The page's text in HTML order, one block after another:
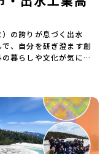
よう設定をお願いいた
お答えしておりません
てお申込はお一人様1回
ださい。申込後の内容
レスの入力間違いにご
性2～4名程度)で宿泊
ついて個別の詳細なア
ございます。対応が必
加取消や急遽参加でき
取り消しはご遠慮下さ
に事務局までご連絡く
い参加お取り消しの場
きます。ご了承くださ
で手配ください。【解
千歳空港※16：00以降
【対象】中学2年生、中
ミトリータイプの2段ベ
。【旅行代金】無料※旅
無料となります・宿泊
ィ・体験費用・一部の食
す・集合場所までの往
などの個人的費用【募
抽選の上決定）【参加
後1週間を目途に当落結
切】4月30日(木)12：00
ワクワクに変える！「お
各国からも大きな注目
から未来へ繋がるフロ
へ出発！農業からロケ
ない体験を五感をフル
は、農業から宇宙まで
、ただ教室の机に座っ
、最先端の宇宙科学ま
「地域探究」の授業
、学校の外へどんどん
決にチャレンジしてい
来の自分」のヒントが
輩たちとの出会いが待っ
ッと広げる特別な旅に出
の誇りが息づく出水
、自分を研ぎ澄ます創
暮らしや文化が気にな
や将来の可能性をもっ
興味がある！」そんな
域留学」は、日本全国
校生活を送る「地域みら
はじめてのひとり旅で
ートいたします。今回
し）出水工業高校」出水
るまち。ここでしか見ら